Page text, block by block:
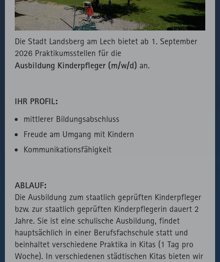
Die Stadt Landsberg am Lech bietet ab 1. September
2026 Praktikumsstellen für die
Ausbildung Kinderpfleger (m/w/d) an.
IHR PROFIL:
mittlerer Bildungsabschluss
Freude am Umgang mit Kindern
Kommunikationsfähigkeit
ABLAUF:
Die Ausbildung zum staatlich geprüften Kinderpfleger
bzw. zur staatlich geprüften Kinderpflegerin dauert 2
Jahre. Sie ist eine schulische Ausbildung, findet
hauptsächlich in einer Berufsfachschule statt und
beinhaltet verschiedene Praktika in Kitas (1 Tag pro
Woche). In verschiedenen städtischen Kitas bieten wir
fast.fonts.net
Gründen die
Verwendung
eingebunden
Fonts.